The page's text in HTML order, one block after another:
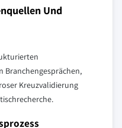
Und
Branchengesprächen,
Kreuzvalidierung